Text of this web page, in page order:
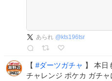
あられ @ kts196tsr
【 #ダーツガチャ 】 本日
チャレンジ ポケカ ガチャ